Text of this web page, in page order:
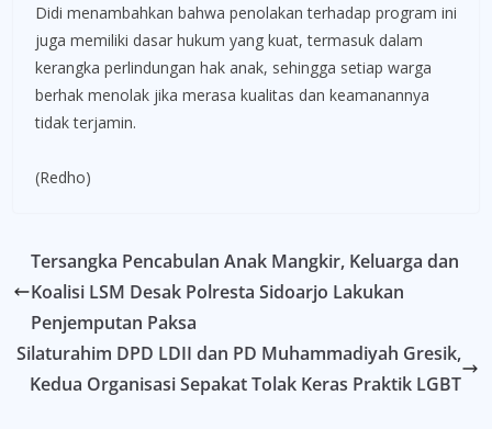
Didi menambahkan bahwa penolakan terhadap program ini
juga memiliki dasar hukum yang kuat, termasuk dalam
kerangka perlindungan hak anak, sehingga setiap warga
berhak menolak jika merasa kualitas dan keamanannya
tidak terjamin.
(Redho)
Tersangka Pencabulan Anak Mangkir, Keluarga dan
Koalisi LSM Desak Polresta Sidoarjo Lakukan
Penjemputan Paksa
Silaturahim DPD LDII dan PD Muhammadiyah Gresik,
Kedua Organisasi Sepakat Tolak Keras Praktik LGBT